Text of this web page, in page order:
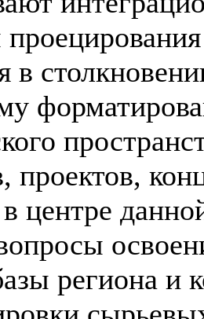
в
проектов,
центре
региона и